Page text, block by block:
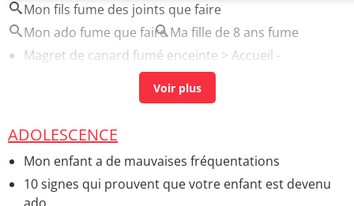
Mon fils fume des joints que faire
Mon ado fume que faire Ma fille de 8 ans fume
Magret de canard fumé enceinte > Accueil -
Alimentation pendant la grossesse
ADOLESCENCE
Mon enfant a de mauvaises fréquentations
10 signes qui prouvent que votre enfant est devenu